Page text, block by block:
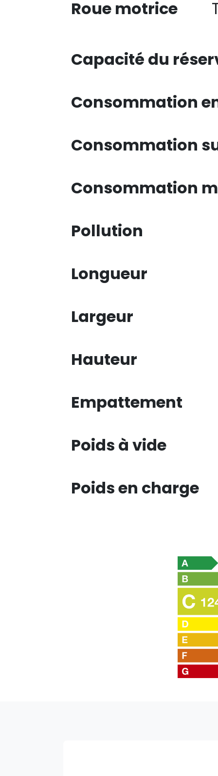
Roue motrice
Capacité du
Consommation
Consommation
Consommation
Pollution
Longueur
Largeur
Hauteur
Empattement
Poids à vide
Poids en charge